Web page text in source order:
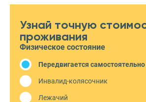
Узнай точную
проживания
Физическое состояние
Передвигается самостоятельно
Инвалид-колясочник
Лежачий